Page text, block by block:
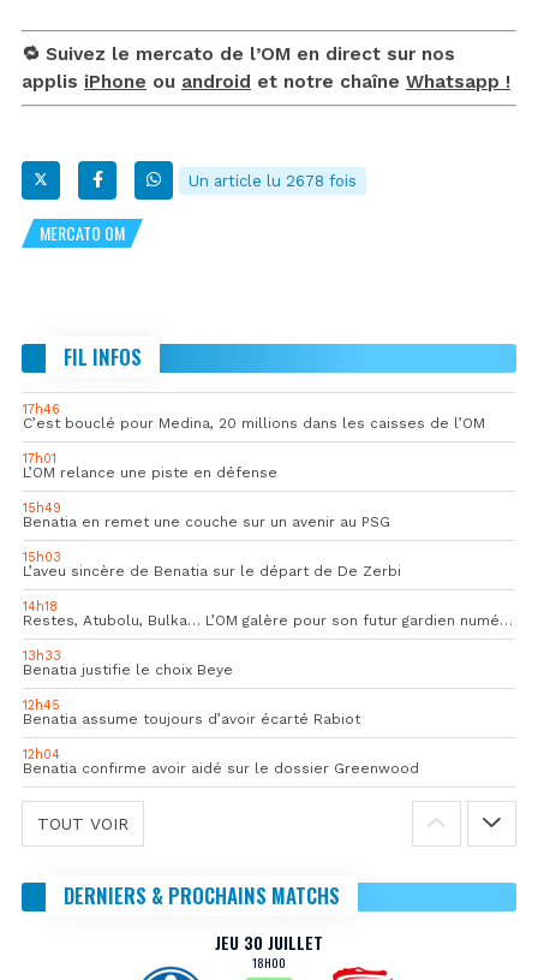
🔁 Suivez le mercato de l’OM en direct sur nos
applis iPhone ou android et notre chaîne Whatsapp !
Un article lu 2678 fois
MERCATO OM
FIL INFOS
17h46
C’est bouclé pour Medina, 20 millions dans les caisses de l’OM
17h01
L’OM relance une piste en défense
15h49
Benatia en remet une couche sur un avenir au PSG
15h03
L’aveu sincère de Benatia sur le départ de De Zerbi
14h18
Restes, Atubolu, Bulka… L’OM galère pour son futur gardien numéro 1
13h33
Benatia justifie le choix Beye
12h45
Benatia assume toujours d’avoir écarté Rabiot
12h04
Benatia confirme avoir aidé sur le dossier Greenwood
TOUT VOIR
DERNIERS & PROCHAINS MATCHS
JEU 30 JUILLET
18H00